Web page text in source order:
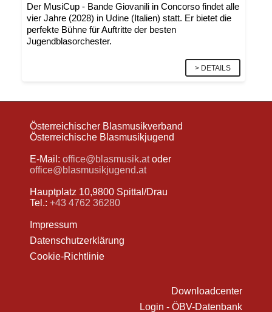
Der MusiCup - Bande Giovanili in Concorso findet alle
vier Jahre (2028) in Udine (Italien) statt. Er bietet die
perfekte Bühne für Auftritte der besten
Jugendblasorchester.
> DETAILS
Österreichischer Blasmusikverband
Österreichische Blasmusikjugend
E-Mail: office@blasmusik.atoder
office@blasmusikjugend.at
Hauptplatz 10,9800 Spittal/Drau
Tel.: +43 4762 36280
Impressum
Datenschutzerklärung
Cookie-Richtlinie
Downloadcenter
Login - ÖBV-Datenbank